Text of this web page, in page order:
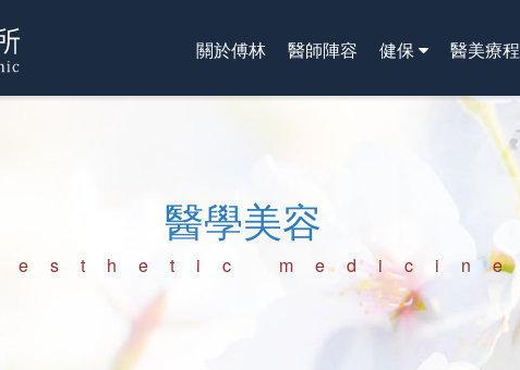
關於傅林 醫師陣容 健保 醫美療程
醫學美容
medicine